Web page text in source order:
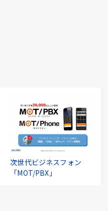
次世代ビジネスフォン
「MOT/PBX」